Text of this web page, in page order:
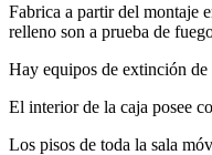
Fabrica a partir del montaje
relleno son a prueba de
Hay equipos de extinción de
El interior de la caja posee
Los pisos de toda la sala